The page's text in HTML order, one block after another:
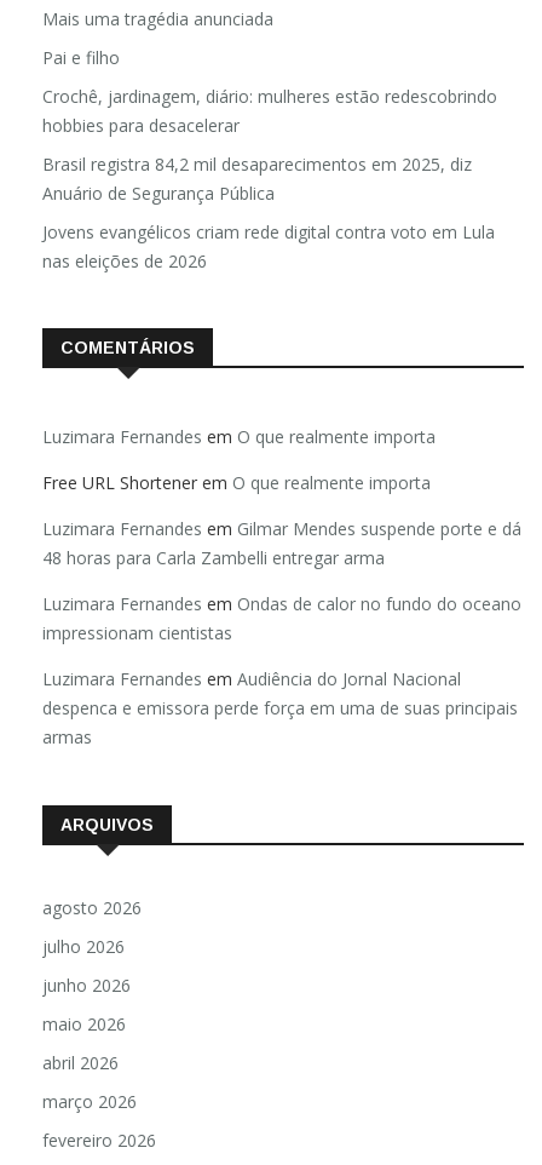
Mais uma tragédia anunciada
Pai e filho
Crochê, jardinagem, diário: mulheres estão redescobrindo
hobbies para desacelerar
Brasil registra 84,2 mil desaparecimentos em 2025, diz
Anuário de Segurança Pública
Jovens evangélicos criam rede digital contra voto em Lula
nas eleições de 2026
COMENTÁRIOS
Luzimara Fernandes em O que realmente importa
Free URL Shortener em O que realmente importa
Luzimara Fernandes em Gilmar Mendes suspende porte e dá
48 horas para Carla Zambelli entregar arma
Luzimara Fernandes em Ondas de calor no fundo do oceano
impressionam cientistas
Luzimara Fernandes em Audiência do Jornal Nacional
despenca e emissora perde força em uma de suas principais
armas
ARQUIVOS
agosto 2026
julho 2026
junho 2026
maio 2026
abril 2026
março 2026
fevereiro 2026